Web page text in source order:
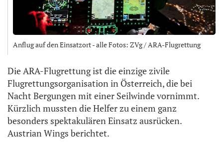
Anflug auf den Einsatzort - alle Fotos: ZVg / ARA-Flugrettung
Die ARA-Flugrettung ist die einzige zivile
Flugrettungsorganisation in Österreich, die bei
Nacht Bergungen mit einer Seilwinde vornimmt.
Kürzlich mussten die Helfer zu einem ganz
besonders spektakulären Einsatz ausrücken.
Austrian Wings berichtet.